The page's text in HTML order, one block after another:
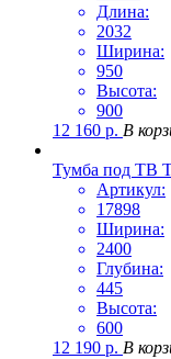
Длина:
2032
Ширина:
950
Высота:
900
12 160 р. В
Тумба под ТВ
Артикул:
17898
Ширина:
2400
Глубина:
445
Высота:
600
12 190 р. В